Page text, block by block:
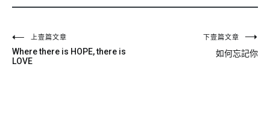
文
章
上壹篇文章
Where there is HOPE, there is
LOVE
下壹篇文章
如何忘記你